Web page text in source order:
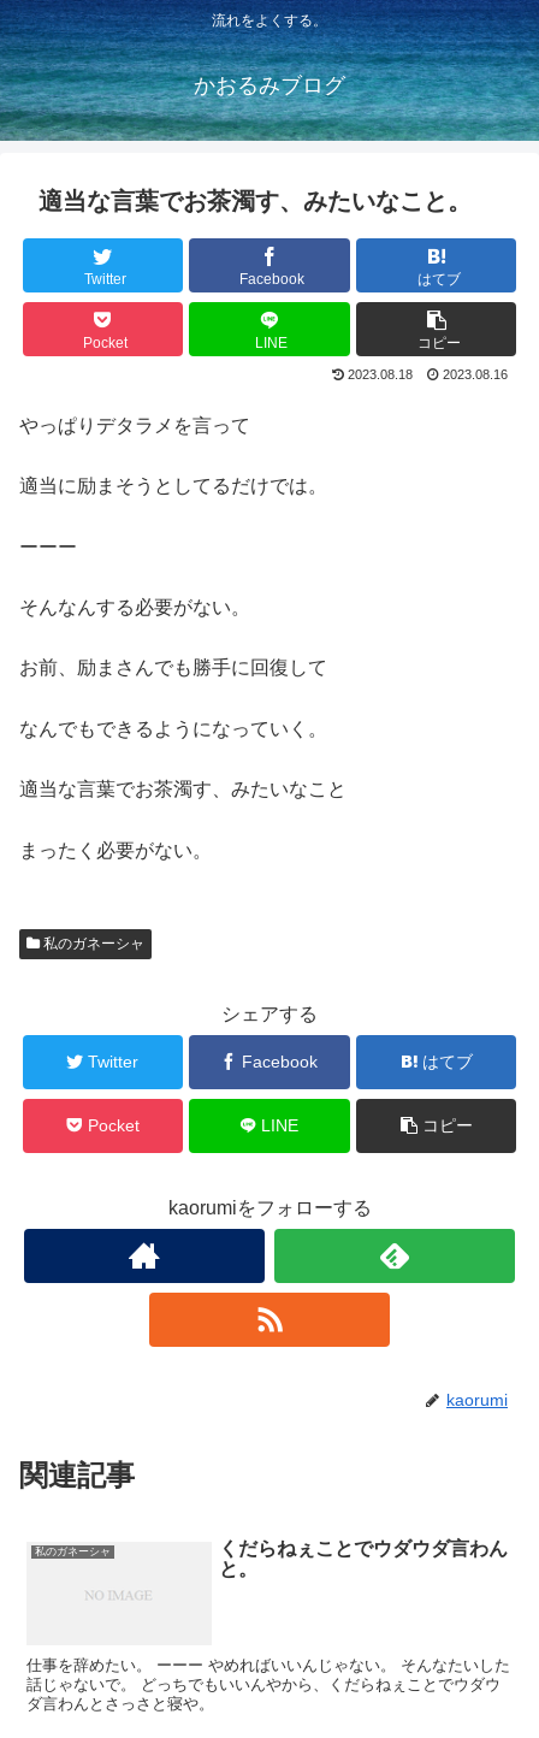
流れをよくする。
かおるみブログ
適当な言葉でお茶濁す、みたいなこと。
Twitter Facebook はてブ
Pocket LINE コピー
2023.08.18 2023.08.16
やっぱりデタラメを言って
適当に励まそうとしてるだけでは。
ーーー
そんなんする必要がない。
お前、励まさんでも勝手に回復して
なんでもできるようになっていく。
適当な言葉でお茶濁す、みたいなこと
まったく必要がない。
私のガネーシャ
シェアする
Twitter Facebook はてブ
Pocket LINE コピー
kaorumiをフォローする
kaorumi
関連記事
私のガネーシャ
くだらねぇことでウダウダ言わん
と。
仕事を辞めたい。 ーーー やめればいいんじゃない。 そんなたいした
話じゃないで。 どっちでもいいんやから、くだらねぇことでウダウ
ダ言わんとさっさと寝や。